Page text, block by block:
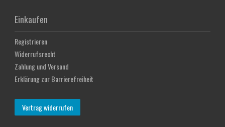
Einkaufen
Registrieren
Widerrufsrecht
Zahlung und Versand
Erklärung zur Barrierefreiheit
Vertrag widerrufen